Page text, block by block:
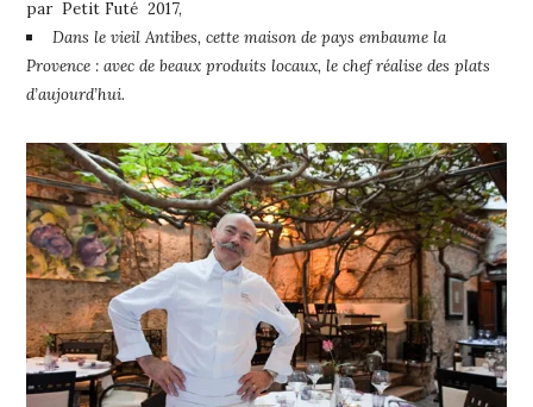
par Petit Futé 2017,
Dans le vieil Antibes, cette maison de pays embaume la
Provence : avec de beaux produits locaux, le chef réalise des plats
d’aujourd’hui.